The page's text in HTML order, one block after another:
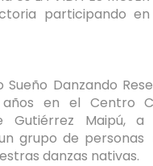
participando
Sueño Danzando
en el Centro
Gutiérrez Maipú,
grupo de personas
danzas nativas.